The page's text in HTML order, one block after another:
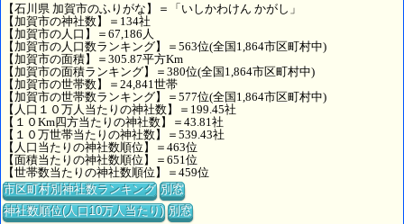
【石川県 加賀市のふりがな】＝「いしかわけん かがし」
【加賀市の神社数】＝134社
【加賀市の人口】＝67,186人
【加賀市の人口数ランキング】＝563位(全国1,864市区町村中)
【加賀市の面積】＝305.87平方Km
【加賀市の面積ランキング】＝380位(全国1,864市区町村中)
【加賀市の世帯数】＝24,841世帯
【加賀市の世帯数ランキング】＝577位(全国1,864市区町村中)
【人口１０万人当たりの神社数】＝199.45社
【１０Km四方当たりの神社数】＝43.81社
【１０万世帯当たりの神社数】＝539.43社
【人口当たりの神社数順位】＝463位
【面積当たりの神社数順位】＝651位
【世帯数当たりの神社数順位】＝459位
市区町村別神社数ランキング 別窓
神社数順位(人口10万人当たり) 別窓